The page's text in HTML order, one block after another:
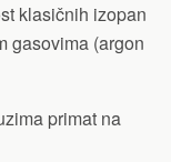
klasičnih izopan
gasovima (argon
primat na